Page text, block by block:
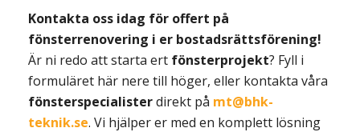
Kontakta oss idag för offert på
fönsterrenovering i er bostadsrättsförening!
Är ni redo att starta ert fönsterprojekt? Fyll i
formuläret här nere till höger, eller kontakta våra
fönsterspecialisterdirekt på mt@bhk-
teknik.se. Vi hjälper er med en komplett lösning